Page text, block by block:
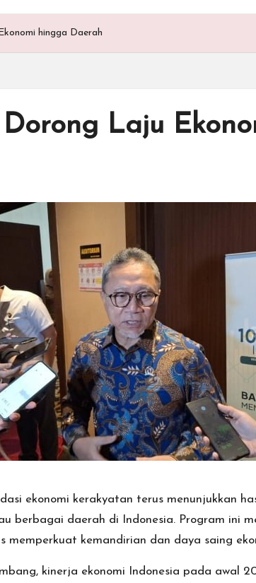
hingga Daerah
Laju
ekonomi kerakyatan terus menunjukkan
berbagai daerah di Indonesia. Program ini
memperkuat kemandirian dan daya saing
kinerja ekonomi Indonesia pada awal